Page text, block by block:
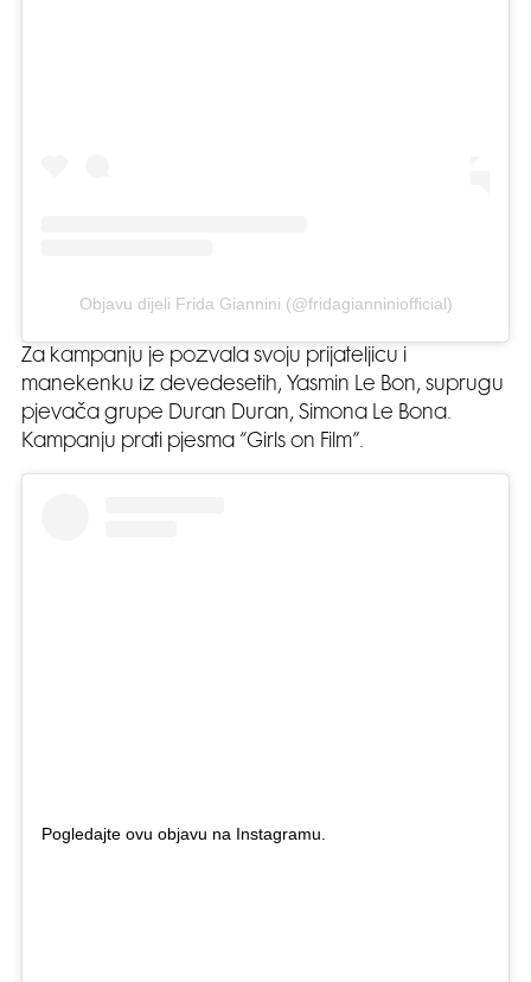
Objavu dijeli Frida Giannini (@fridagianniniofficial)
Za kampanju je pozvala svoju prijateljicu i
manekenku iz devedesetih, Yasmin Le Bon, suprugu
pjevača grupe Duran Duran, Simona Le Bona.
Kampanju prati pjesma “Girls on Film”.
Pogledajte ovu objavu na Instagramu.